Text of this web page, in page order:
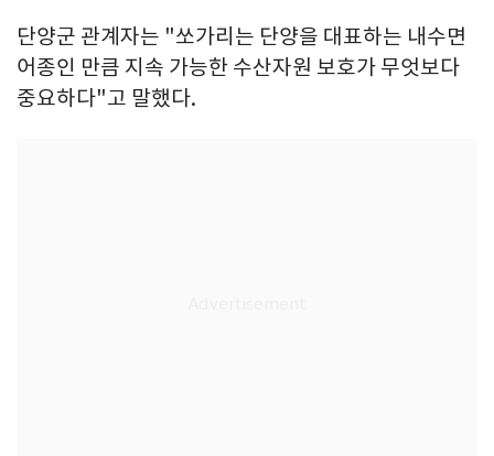
단양군 관계자는 "쏘가리는 단양을 대표하는 내수면
어종인 만큼 지속 가능한 수산자원 보호가 무엇보다
중요하다"고 말했다.